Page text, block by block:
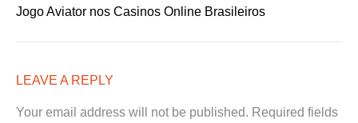
Jogo Aviator nos Casinos Online Brasileiros
LEAVE A REPLY
Your email address will not be published. Required fields